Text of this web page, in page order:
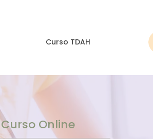
Curso TDAH
Curso Online